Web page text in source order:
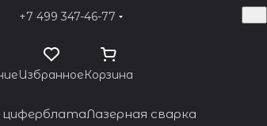
+7 499 347-46-77
ИзбранноеКорзина
Лазерная сварка